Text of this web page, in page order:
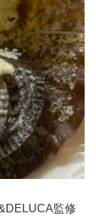
監修